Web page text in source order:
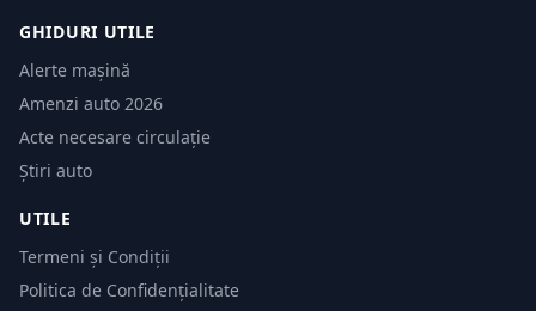
GHIDURI UTILE
Alerte mașină
Amenzi auto 2026
Acte necesare circulație
Știri auto
UTILE
Termeni și Condiții
Politica de Confidențialitate